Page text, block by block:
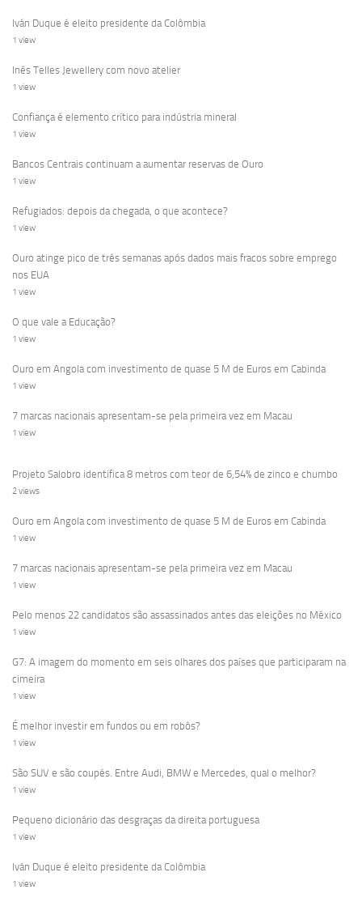
Iván Duque é eleito presidente da Colômbia
1 view
Inês Telles Jewellery com novo atelier
1 view
Confiança é elemento crítico para indústria mineral
1 view
Bancos Centrais continuam a aumentar reservas de Ouro
1 view
Refugiados: depois da chegada, o que acontece?
1 view
Ouro atinge pico de três semanas após dados mais fracos sobre emprego
nos EUA
1 view
O que vale a Educação?
1 view
Ouro em Angola com investimento de quase 5 M de Euros em Cabinda
1 view
7 marcas nacionais apresentam-se pela primeira vez em Macau
1 view
Projeto Salobro identifica 8 metros com teor de 6,54% de zinco e chumbo
2 views
Ouro em Angola com investimento de quase 5 M de Euros em Cabinda
1 view
7 marcas nacionais apresentam-se pela primeira vez em Macau
1 view
Pelo menos 22 candidatos são assassinados antes das eleições no México
1 view
G7: A imagem do momento em seis olhares dos países que participaram na
cimeira
1 view
É melhor investir em fundos ou em robôs?
1 view
São SUV e são coupés. Entre Audi, BMW e Mercedes, qual o melhor?
1 view
Pequeno dicionário das desgraças da direita portuguesa
1 view
Iván Duque é eleito presidente da Colômbia
1 view